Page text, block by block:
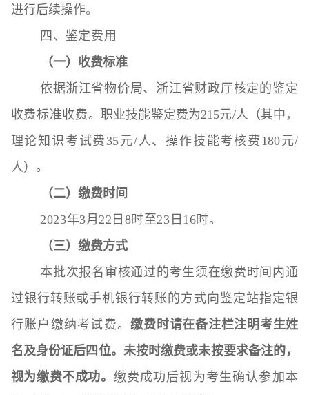
进行后续操作。
四 、 鉴定费用
（一）收费标准
依据浙江省物价局、浙江省财政厅核定的鉴定
收费标准收费。职业技能鉴定费为215元/人（其中，
理论知识考试费35元/人、操作技能考核费180元/
人）。
（二） 缴费时间
2023年3月22日8时至23日16时。
（三） 缴费方式
本批次报名审核通过的考生须在缴费时间内通
过银行转账或手机银行转账的方式向鉴定站指定银
行账户缴纳考试费。缴费时请在备注栏注明考生姓
名及身份证后四位。未按时缴费或未按要求备注的，
视为缴费不成功。 缴费成功后视为考生确认参加本